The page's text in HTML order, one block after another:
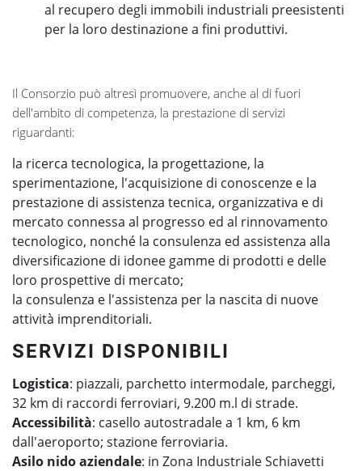
al recupero degli immobili industriali preesistenti
per la loro destinazione a fini produttivi.
Il Consorzio può altresì promuovere, anche al di fuori
dell'ambito di competenza, la prestazione di servizi
riguardanti:
la ricerca tecnologica, la progettazione, la
sperimentazione, l'acquisizione di conoscenze e la
prestazione di assistenza tecnica, organizzativa e di
mercato connessa al progresso ed al rinnovamento
tecnologico, nonché la consulenza ed assistenza alla
diversificazione di idonee gamme di prodotti e delle
loro prospettive di mercato;
la consulenza e l'assistenza per la nascita di nuove
attività imprenditoriali.
SERVIZI DISPONIBILI
Logistica: piazzali, parchetto intermodale, parcheggi,
32 km di raccordi ferroviari, 9.200 m.l di strade.
Accessibilità: casello autostradale a 1 km, 6 km
dall'aeroporto; stazione ferroviaria.
Asilo nido aziendale: in Zona Industriale Schiavetti